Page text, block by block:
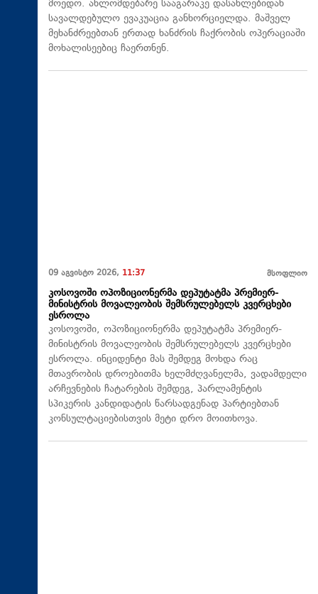
მოედო. ახლომდებარე სააგარაკე დასახლებიდან
სავალდებულო ევაკუაცია განხორციელდა. მაშველ
მეხანძრეებთან ერთად ხანძრის ჩაქრობის ოპერაციაში
მოხალისეებიც ჩაერთნენ.
09 აგვისტო 2026, 11:37 მსოფლიო
კოსოვოში ოპოზიციონერმა დეპუტატმა პრემიერ-
მინისტრის მოვალეობის შემსრულებელს კვერცხები
ესროლა
კოსოვოში, ოპოზიციონერმა დეპუტატმა პრემიერ-
მინისტრის მოვალეობის შემსრულებელს კვერცხები
ესროლა. ინციდენტი მას შემდეგ მოხდა რაც
მთავრობის დროებითმა ხელმძღვანელმა, ვადამდელი
არჩევნების ჩატარების შემდეგ, პარლამენტის
სპიკერის კანდიდატის წარსადგენად პარტიებთან
კონსულტაციებისთვის მეტი დრო მოითხოვა.